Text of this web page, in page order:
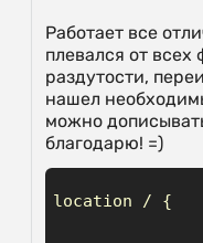
Работает все
плевался от
раздутости,
нашел
можно
благодарю! =)
location / {